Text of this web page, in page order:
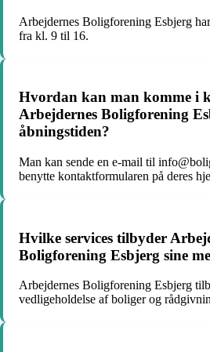
Arbejdernes Boligforening Esbjerg
fra kl. 9 til 16.
Hvordan kan man komme i
Arbejdernes Boligforening
åbningstiden?
Man kan sende en e-mail til
benytte kontaktformularen på deres
Hvilke services tilbyder
Boligforening Esbjerg sine
Arbejdernes Boligforening Esbjerg
vedligeholdelse af boliger og